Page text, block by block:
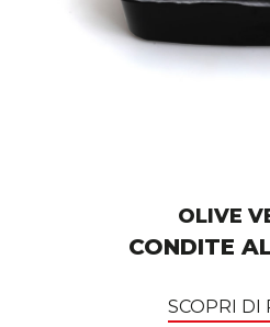
OLIVE
CONDITE
SCOPRI DI